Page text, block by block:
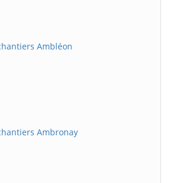
Ambléon
Ambronay